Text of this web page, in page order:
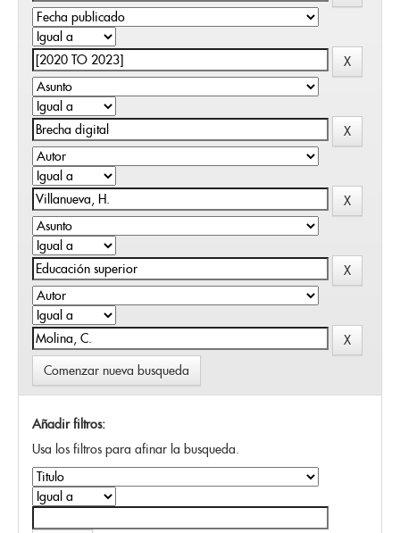
Comenzar nueva busqueda
Añadir filtros:
Usa los filtros para afinar la busqueda.